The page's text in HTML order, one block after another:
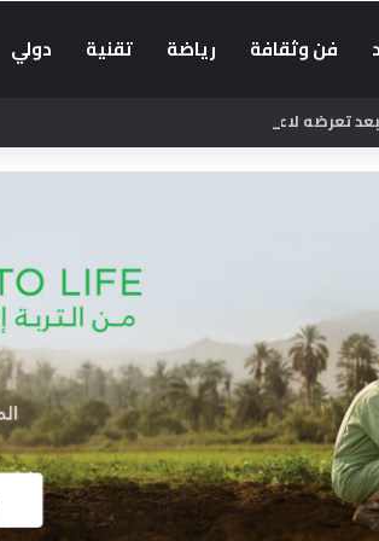
فن وثقافة رياضة تقنية دولي
تعرضه لاعتداء بالسلاح الأبيض